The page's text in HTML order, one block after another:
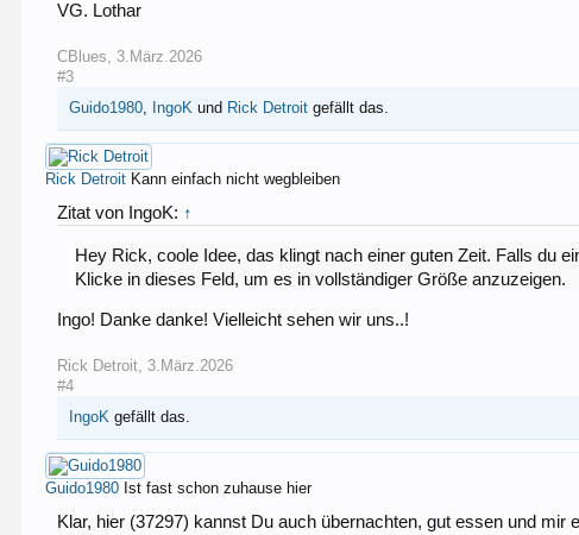
VG. Lothar
CBlues, 3.März.2026
#3
Guido1980, IngoK und Rick Detroit gefällt das.
Rick Detroit Kann einfach nicht wegbleiben
Zitat von IngoK: ↑
Hey Rick, coole Idee, das klingt nach einer guten Zeit. Falls du
Klicke in dieses Feld, um es in vollständiger Größe anzuzeigen.
Ingo! Danke danke! Vielleicht sehen wir uns..!
Rick Detroit, 3.März.2026
#4
IngoK gefällt das.
Guido1980 Ist fast schon zuhause hier
Klar, hier (37297) kannst Du auch übernachten, gut essen und